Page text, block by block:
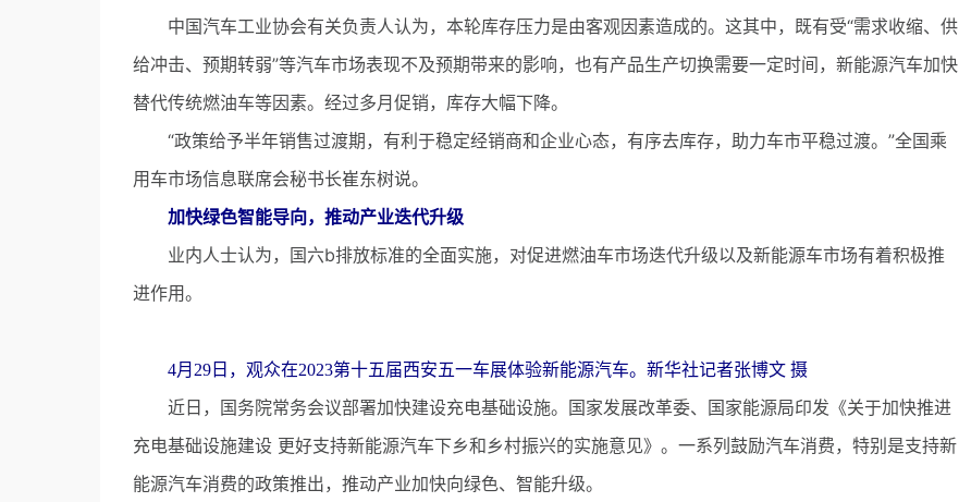
中国汽车工业协会有关负责人认为，本轮库存压力是由客观因素造成的。这其中，既有受“需求收缩、供
给冲击、预期转弱”等汽车市场表现不及预期带来的影响，也有产品生产切换需要一定时间，新能源汽车加快
替代传统燃油车等因素。经过多月促销，库存大幅下降。
“政策给予半年销售过渡期，有利于稳定经销商和企业心态，有序去库存，助力车市平稳过渡。”全国乘
用车市场信息联席会秘书长崔东树说。
加快绿色智能导向，推动产业迭代升级
业内人士认为，国六b排放标准的全面实施，对促进燃油车市场迭代升级以及新能源车市场有着积极推
进作用。
4月29日，观众在2023第十五届西安五一车展体验新能源汽车。新华社记者张博文 摄
近日，国务院常务会议部署加快建设充电基础设施。国家发展改革委、国家能源局印发《关于加快推进
充电基础设施建设 更好支持新能源汽车下乡和乡村振兴的实施意见》。一系列鼓励汽车消费，特别是支持新
能源汽车消费的政策推出，推动产业加快向绿色、智能升级。